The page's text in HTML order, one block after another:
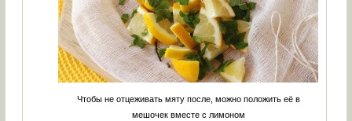
Чтобы не отцеживать мяту после, можно положить её в
мешочек вместе с лимоном